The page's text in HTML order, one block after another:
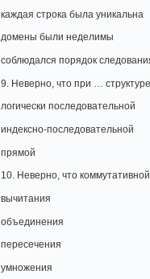
каждая строка была уникальна
домены были неделимы
соблюдался порядок
9. Неверно, что при …
логически последовательной
индексно-последовательной
прямой
10. Неверно, что
вычитания
объединения
пересечения
умножения